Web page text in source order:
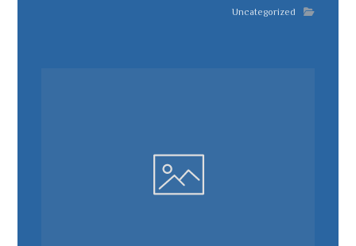
Uncategorized